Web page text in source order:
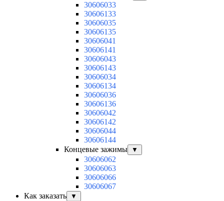
30606033
30606133
30606035
30606135
30606041
30606141
30606043
30606143
30606034
30606134
30606036
30606136
30606042
30606142
30606044
30606144
Концевые зажимы
▼
30606062
30606063
30606066
30606067
Как заказать
▼